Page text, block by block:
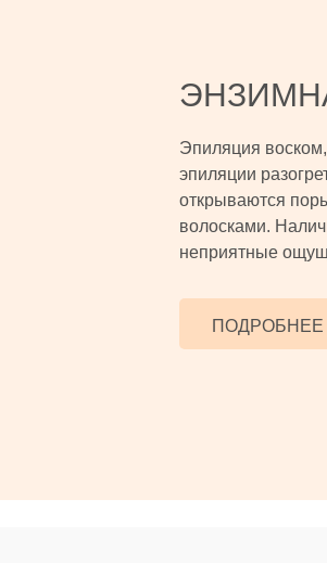
Эпиляция
эпиляции
открываются
волосками.
неприятные
ПОДРОБНЕЕ